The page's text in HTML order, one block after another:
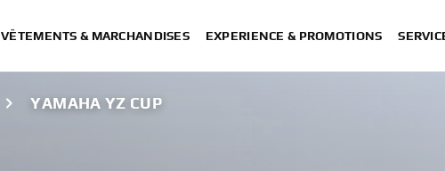
VÊTEMENTS & MARCHANDISES EXPERIENCE & PROMOTIONS
YAMAHA YZ CUP